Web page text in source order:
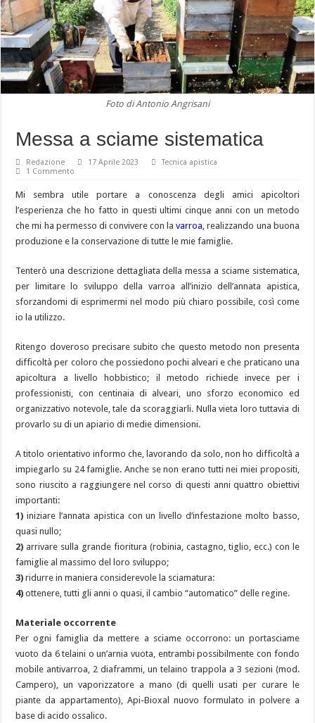
Foto di Antonio Angrisani
Messa a sciame sistematica
Redazione 17 Aprile 2023
Tecnica apistica
1 Commento
Mi sembra utile portare a conoscenza degli amici apicoltori
l’esperienza che ho fatto in questi ultimi cinque anni con un metodo
che mi ha permesso di convivere con lavarroa, realizzando una buona
produzione e la conservazione di tutte le mie famiglie.
Tenterò una descrizione dettagliata della messa a sciame sistematica,
per limitare lo sviluppo della varroa all’inizio dell’annata apistica,
sforzandomi di esprimermi nel modo più chiaro possibile, così come
io la utilizzo.
Ritengo doveroso precisare subito che questo metodo non presenta
difficoltà per coloro che possiedono pochi alveari e che praticano una
apicoltura a livello hobbistico; il metodo richiede invece per i
professionisti, con centinaia di alveari, uno sforzo economico ed
organizzativo notevole, tale da scoraggiarli. Nulla vieta loro tuttavia di
provarlo su di un apiario di medie dimensioni.
A titolo orientativo informo che, lavorando da solo, non ho difficoltà a
impiegarlo su 24 famiglie. Anche se non erano tutti nei miei propositi,
sono riuscito a raggiungere nel corso di questi anni quattro obiettivi
importanti:
1) iniziare l’annata apistica con un livello d’infestazione molto basso,
quasi nullo;
2) arrivare sulla grande fioritura (robinia, castagno, tiglio, ecc.) con le
famiglie al massimo del loro sviluppo;
3) ridurre in maniera considerevole la sciamatura:
4) ottenere, tutti gli anni o quasi, il cambio “automatico” delle regine.
Materiale occorrente
Per ogni famiglia da mettere a sciame occorrono: un portasciame
vuoto da 6 telaini o un’arnia vuota, entrambi possibilmente con fondo
mobile antivarroa, 2 diaframmi, un telaino trappola a 3 sezioni (mod.
Campero), un vaporizzatore a mano (di quelli usati per curare le
piante da appartamento), Api-Bioxal nuovo formulato in polvere a
base di acido ossalico.